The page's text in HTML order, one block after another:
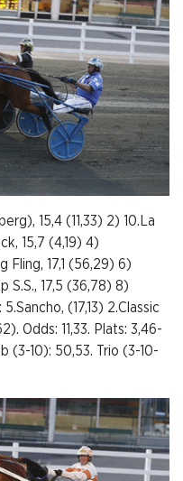
15,4 (11,33) 2) 10.La
15,7 (4,19) 4)
Fling, 17,1 (56,29) 6)
S.S., 17,5 (36,78) 8)
(17,13) 2.Classic
Odds: 11,33. Plats: 3,46-
(3-10): 50,53. Trio (3-10-